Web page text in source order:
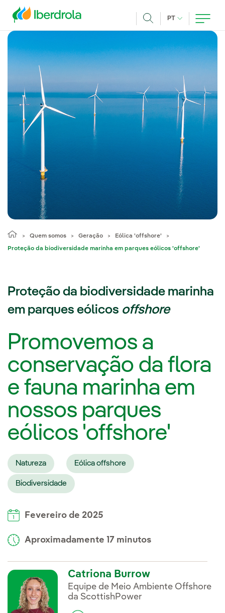
Achar
PT IDIOMA ATUAL,
Quem somos Geração Eólica 'offshore'
Proteção da biodiversidade marinha em parques eólicos 'offshore'
Proteção da biodiversidade marinha
em parques eólicos offshore
Promovemos a
conservação da flora
e fauna marinha em
nossos parques
eólicos 'offshore'
Natureza Eólica offshore
Biodiversidade
Fevereiro de 2025
Aproximadamente 17 minutos
Catriona Burrow
Equipe de Meio Ambiente Offshore
da ScottishPower